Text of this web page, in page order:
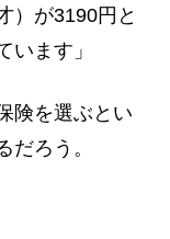
）が3190円と
います」
険を選ぶとい
だろう。